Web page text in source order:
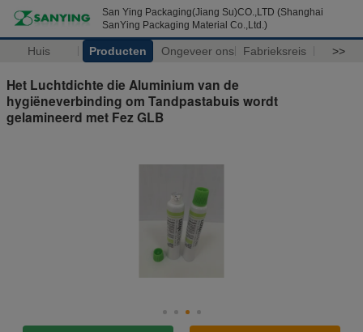
San Ying Packaging(Jiang Su)CO.,LTD (Shanghai
SanYing Packaging Material Co.,Ltd.)
Huis Producten Ongeveer ons Fabrieksreis >>
Het Luchtdichte die Aluminium van de
hygiëneverbinding om Tandpastabuis wordt
gelamineerd met Fez GLB